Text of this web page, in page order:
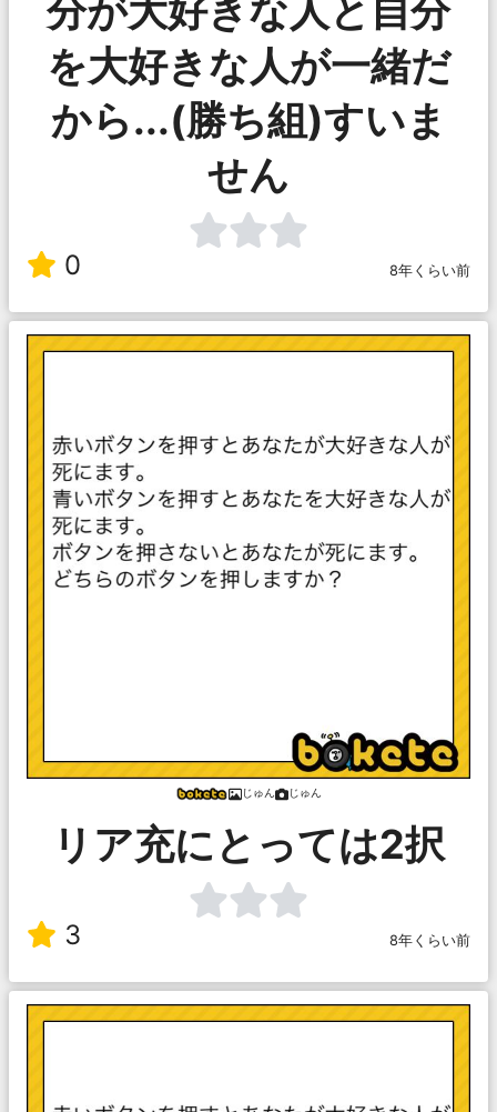
分が大好きな人と自分
を大好きな人が一緒だ
から...(勝ち組)すいま
せん
0 8年くらい前
じゅん じゅん
リア充にとっては2択
3 8年くらい前